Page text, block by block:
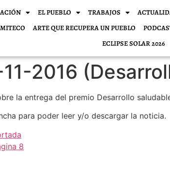
EL PUEBLO TRABAJOS
ARTE QUE RECUPERA UN PUEBLO
ECLIPSE SOLAR 2026
2016
la entrega del premio Desarrollo
para poder leer y/o descargar la noticia.
8